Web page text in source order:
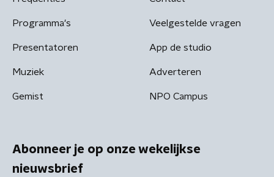
Programma's
Presentatoren
Muziek
Gemist
Veelgestelde vragen
App de studio
Adverteren
NPO Campus
Abonneer je op onze wekelijkse
nieuwsbrief